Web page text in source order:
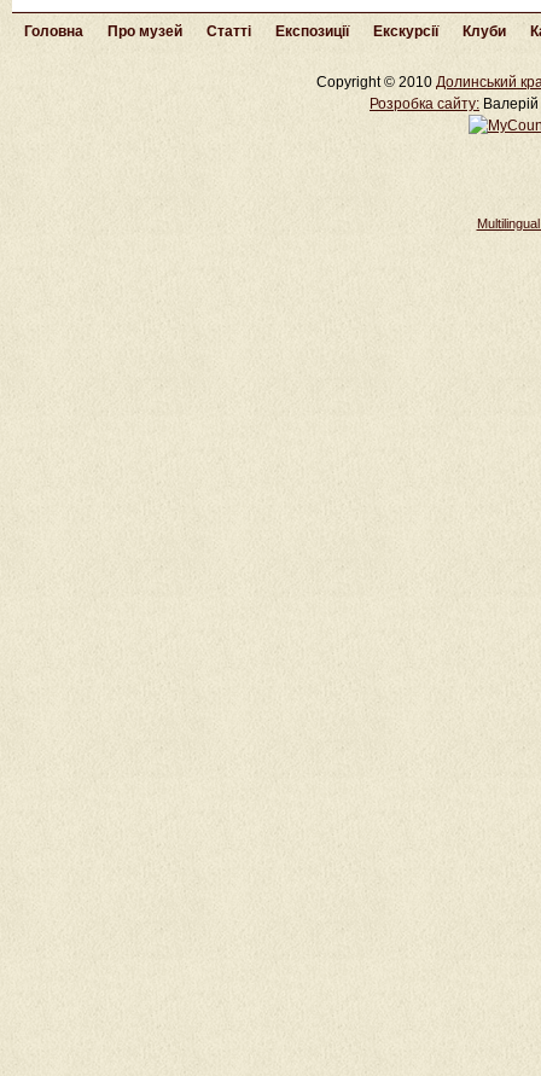
Головна Про музей Статті Експозиції Екскурсії Клуби
Copyright © 2010 Долинський
Розробка cайту: